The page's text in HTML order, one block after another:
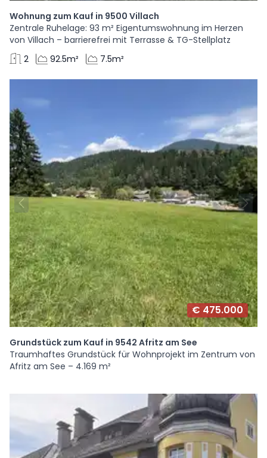
Wohnung zum Kauf in 9500 Villach
Zentrale Ruhelage: 93 m² Eigentumswohnung im Herzen
von Villach – barrierefrei mit Terrasse & TG-Stellplatz
2
92.5m² 7.5m²
€ 475.000
Grundstück zum Kauf in 9542 Afritz am See
Traumhaftes Grundstück für Wohnprojekt im Zentrum von
Afritz am See – 4.169 m²